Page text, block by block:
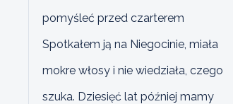
pomyśleć przed czarterem
Spotkałem ją na Niegocinie, miała
mokre włosy i nie wiedziała, czego
szuka. Dziesięć lat później mamy